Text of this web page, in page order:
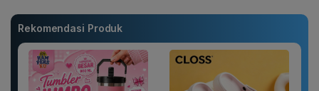
Rekomendasi Produk